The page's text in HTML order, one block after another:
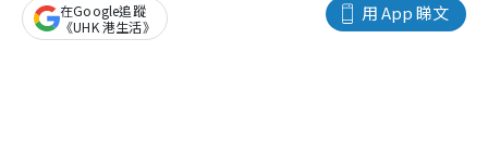
用 App 睇文
在Google追蹤
《UHK 港生活》